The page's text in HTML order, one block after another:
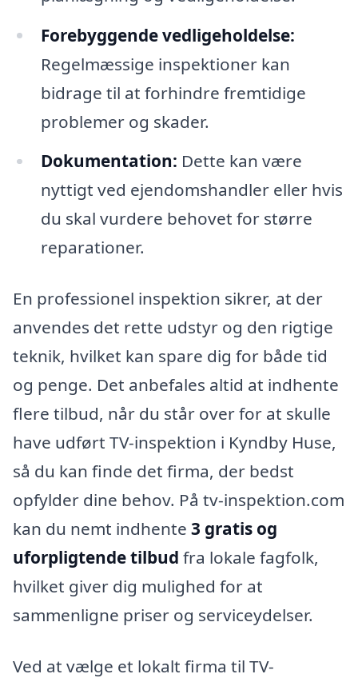
Forebyggende vedligeholdelse:
Regelmæssige inspektioner kan
bidrage til at forhindre fremtidige
problemer og skader.
Dokumentation: Dette kan være
nyttigt ved ejendomshandler eller hvis
du skal vurdere behovet for større
reparationer.
En professionel inspektion sikrer, at der
anvendes det rette udstyr og den rigtige
teknik, hvilket kan spare dig for både tid
og penge. Det anbefales altid at indhente
flere tilbud, når du står over for at skulle
have udført TV-inspektion i Kyndby Huse,
så du kan finde det firma, der bedst
opfylder dine behov. På tv-inspektion.com
kan du nemt indhente 3 gratis og
uforpligtende tilbud fra lokale fagfolk,
hvilket giver dig mulighed for at
sammenligne priser og serviceydelser.
Ved at vælge et lokalt firma til TV-